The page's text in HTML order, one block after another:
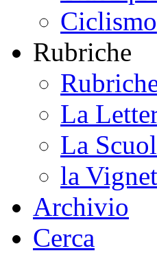
Ciclismo
Rubriche
La
La
la
Archivio
Cerca